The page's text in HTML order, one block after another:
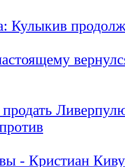
Кулыкив
- Кристиан